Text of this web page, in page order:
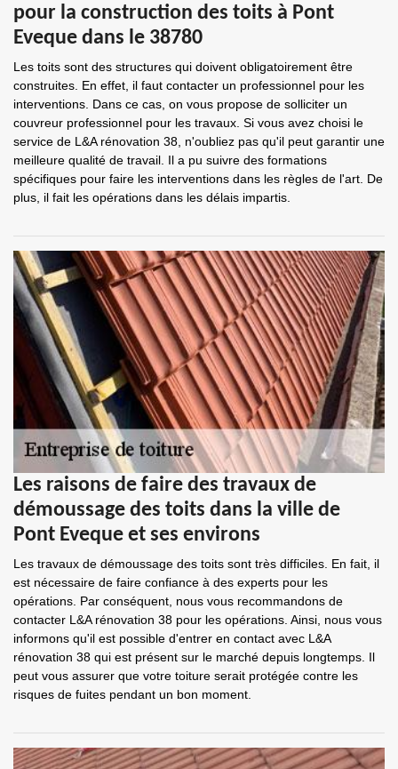
pour la construction des toits à Pont
Eveque dans le 38780
Les toits sont des structures qui doivent obligatoirement être
construites. En effet, il faut contacter un professionnel pour les
interventions. Dans ce cas, on vous propose de solliciter un
couvreur professionnel pour les travaux. Si vous avez choisi le
service de L&A rénovation 38, n'oubliez pas qu'il peut garantir une
meilleure qualité de travail. Il a pu suivre des formations
spécifiques pour faire les interventions dans les règles de l'art. De
plus, il fait les opérations dans les délais impartis.
Les raisons de faire des travaux de
démoussage des toits dans la ville de
Pont Eveque et ses environs
Les travaux de démoussage des toits sont très difficiles. En fait, il
est nécessaire de faire confiance à des experts pour les
opérations. Par conséquent, nous vous recommandons de
contacter L&A rénovation 38 pour les opérations. Ainsi, nous vous
informons qu'il est possible d'entrer en contact avec L&A
rénovation 38 qui est présent sur le marché depuis longtemps. Il
peut vous assurer que votre toiture serait protégée contre les
risques de fuites pendant un bon moment.